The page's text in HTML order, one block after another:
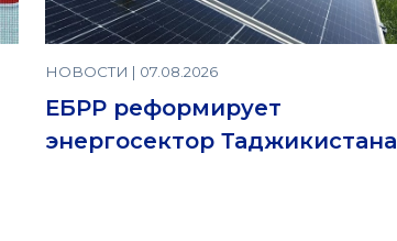
НОВОСТИ | 07.08.2026
ЕБРР реформирует
энергосектор Таджикистана